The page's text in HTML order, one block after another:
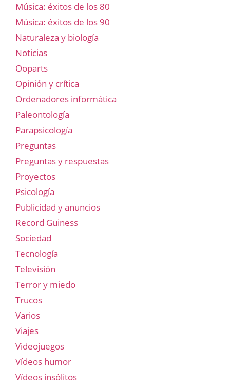
Música: éxitos de los 80
Música: éxitos de los 90
Naturaleza y biología
Noticias
Ooparts
Opinión y crítica
Ordenadores informática
Paleontología
Parapsicología
Preguntas
Preguntas y respuestas
Proyectos
Psicología
Publicidad y anuncios
Record Guiness
Sociedad
Tecnología
Televisión
Terror y miedo
Trucos
Varios
Viajes
Videojuegos
Vídeos humor
Vídeos insólitos